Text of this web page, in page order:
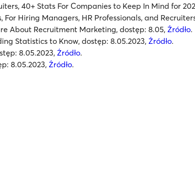
40+ Stats For Companies to Keep In Mind for
Hiring Managers, HR Professionals, and
About Recruitment Marketing,dostęp: 8.05, Źródło.
Statistics to Know, dostęp: 8.05.2023, Źródło.
8.05.2023, Źródło.
8.05.2023, Źródło.